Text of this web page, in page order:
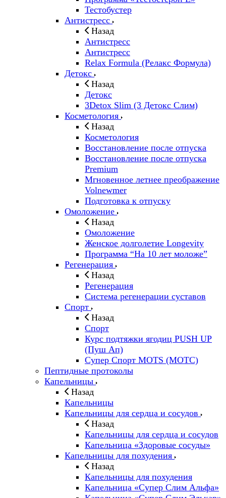
Тестобустер
Антистресс
Назад
Антистресс
Антистресс
Relax Formula (Релакс Формула)
Детокс
Назад
Детокс
3Detox Slim (3 Детокс Слим)
Косметология
Назад
Косметология
Восстановление после отпуска
Восстановление после отпуска
Premium
Мгновенное летнее преображение
Volnewmer
Подготовка к отпуску
Омоложение
Назад
Омоложение
Женское долголетие Longevity
Программа “На 10 лет моложе”
Регенерация
Назад
Регенерация
Система регенерации суставов
Спорт
Назад
Спорт
Курс подтяжки ягодиц PUSH UP
(Пуш Ап)
Супер Спорт MOTS (МОТС)
Пептидные протоколы
Капельницы
Назад
Капельницы
Капельницы для сердца и сосудов
Назад
Капельницы для сердца и сосудов
Капельница «Здоровые сосуды»
Капельницы для похудения
Назад
Капельницы для похудения
Капельница «Супер Слим Альфа»